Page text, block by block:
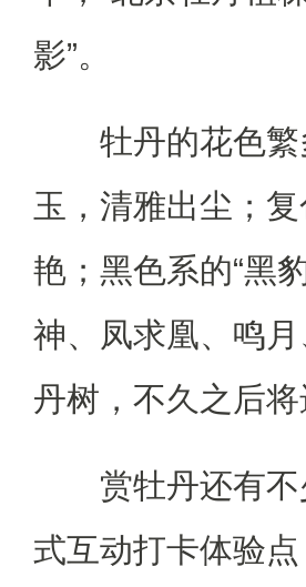
影”。
牡丹的花色繁
玉，清雅出尘；
艳；黑色系的“黑
神、凤求凰、鸣
丹树，不久之后将
赏牡丹还有不
式互动打卡体验